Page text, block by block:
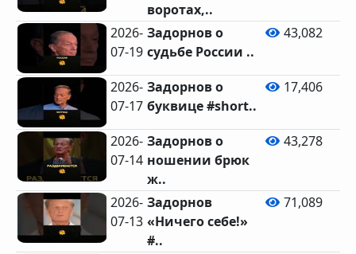
воротах,..
2026-
07-19
Задорнов о
судьбе России ..
43,082
2026-
07-17
Задорнов о
буквице #short..
17,406
2026-
07-14
Задорнов о
ношении брюк
ж..
43,278
2026-
07-13
Задорнов
«Ничего себе!»
#..
71,089